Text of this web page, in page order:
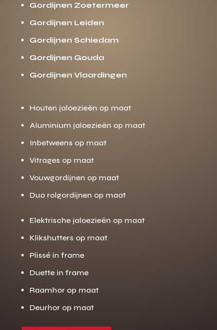
Gordijnen Zoetermeer
Gordijnen Leiden
Gordijnen Schiedam
Gordijnen Gouda
Gordijnen Vlaardingen
Houten jaloezieën op maat
Aluminium jaloezieën op maat
Inbetweens op maat
Vitrages op maat
Vouwgordijnen op maat
Duo rolgordijnen op maat
Elektrische jaloezieën op maat
Klikshutters op maat
Plissé in frame
Duette in frame
Raamhor op maat
Deurhor op maat